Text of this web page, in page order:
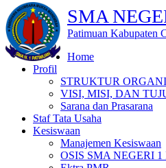
SMA
Patimuan Kabupaten
Home
Profil
STRUKTUR
VISI, MISI, DAN
Sarana dan Prasarana
Staf Tata Usaha
Kesiswaan
Manajemen Kesiswaan
OSIS SMA NEGERI